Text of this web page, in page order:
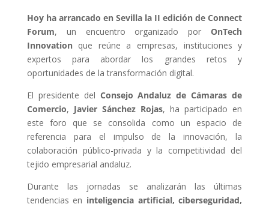
Hoy ha arrancado en Sevilla la II edición de Connect
Forum, un encuentro organizado porOnTech
Innovationque reúne a empresas, instituciones y
expertos para abordar los grandes retos y
oportunidades de la transformación digital.
El presidente del Consejo Andaluz de Cámaras de
Comercio, Javier Sánchez Rojas, ha participado en
este foro que se consolida como un espacio de
referencia para el impulso de la innovación, la
colaboración público-privada y la competitividad del
tejido empresarial andaluz.
Durante las jornadas se analizarán las últimas
tendencias en inteligencia artificial, ciberseguridad,